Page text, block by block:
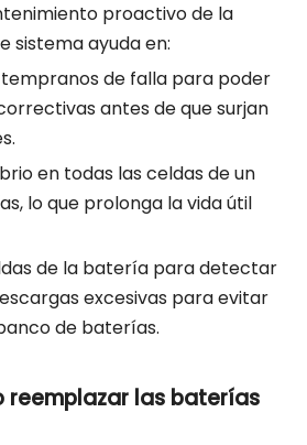
proactivo de la
sistema ayuda en:
de falla para poder
antes de que surjan
en todas las celdas de un
lo que prolonga la vida útil
de la batería para detectar
excesivas para evitar
de baterías.
reemplazar las baterías